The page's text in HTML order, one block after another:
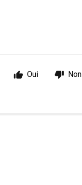
Oui Non